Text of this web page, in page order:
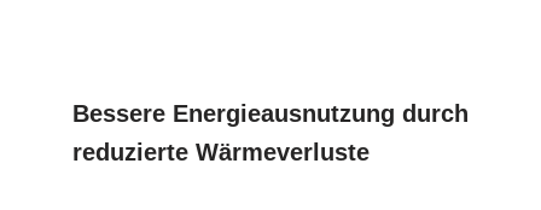
Bessere Energieausnutzung durch
reduzierte Wärmeverluste